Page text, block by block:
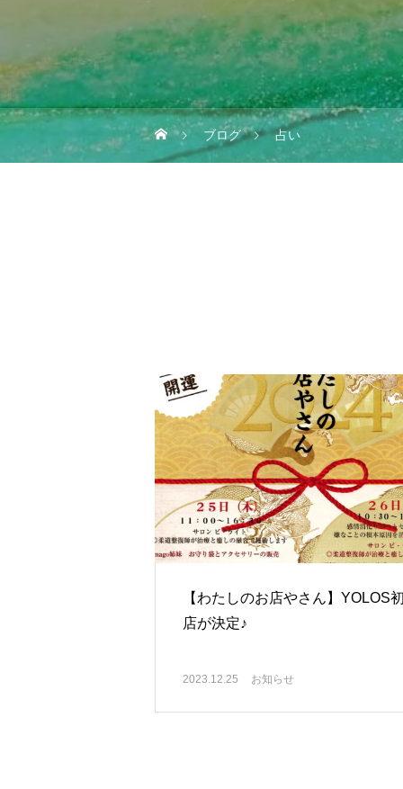
ブログ 占い
【わたしのお店やさん】YOLOS
店が決定♪
2023.12.25 お知らせ